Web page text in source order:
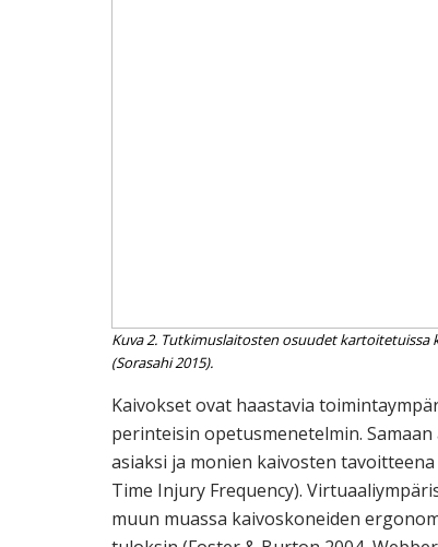
Kuva 2. Tutkimuslaitosten osuudet kartoitetuissa
(Sorasahi 2015).
Kaivokset ovat haastavia
perinteisin opetusmenetelmin.
asiaksi ja monien kaivosten
Time Injury Frequency).
muun muassa kaivoskoneiden